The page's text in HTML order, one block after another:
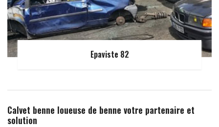
Epaviste 82
Calvet benne loueuse de benne votre partenaire et
solution